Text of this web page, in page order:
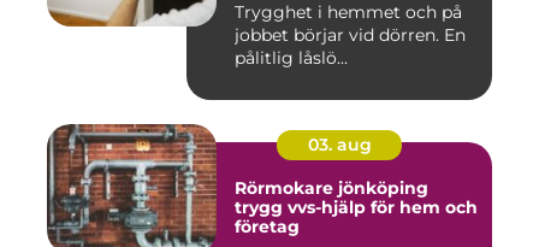
Trygghet i hemmet och på
jobbet börjar vid dörren. En
pålitlig låslö...
03. aug
Rörmokare jönköping
trygg vvs-hjälp för hem och
företag